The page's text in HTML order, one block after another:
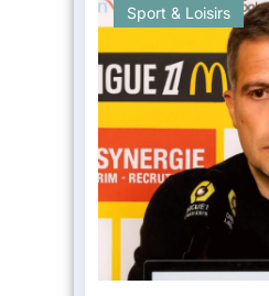
Sport & Loisirs